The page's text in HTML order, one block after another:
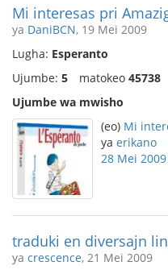
Mi interesas pri
ya DaniBCN, 19 Mei 2009
Lugha: Esperanto
Ujumbe: 5 matokeo 45738
Ujumbe wa mwisho
(eo) Mi
ya erikano
28 Mei 2009
traduki en diversajn
ya crescence, 21 Mei 2009